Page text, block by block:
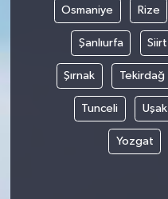
Osmaniye Rize
Şanlıurfa Siirt
Şırnak Tekirdağ
Tunceli Uşak
Yozgat